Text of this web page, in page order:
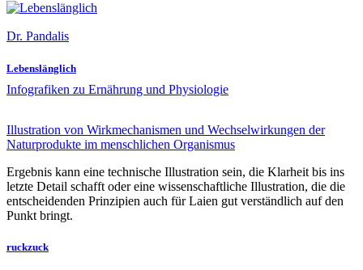
Dr. Pandalis
Lebenslänglich
Infografiken zu Ernährung und Physiologie
Illustration von Wirkmechanismen und Wechselwirkungen der
Naturprodukte im menschlichen Organismus
Ergebnis kann eine technische Illustration sein, die Klarheit bis ins
letzte Detail schafft oder eine wissenschaftliche Illustration, die die
entschei­denden Prinzipien auch für Laien gut verständlich auf den
Punkt bringt.
ruckzuck